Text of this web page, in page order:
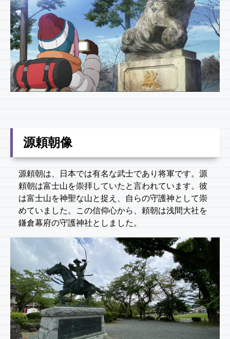
源頼朝像
源頼朝は、日本では有名な武士であり将軍です。源
頼朝は富士山を崇拝していたと言われています。彼
は富士山を神聖な山と捉え、自らの守護神として崇
めていました。この信仰心から、頼朝は浅間大社を
鎌倉幕府の守護神社としました。